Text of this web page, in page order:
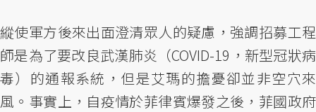
縱使軍方後來出面澄清眾人的疑慮，強調招募工程
師是為了要改良武漢肺炎（COVID-19，新型冠狀病
毒）的通報系統，但是艾瑪的擔憂卻並非空穴來
風。事實上，自疫情於菲律賓爆發之後，菲國政府